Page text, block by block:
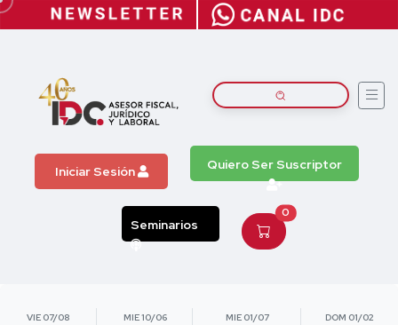
Iniciar Sesión Quiero Ser Suscriptor
Seminarios
0
VIE 07/08 MIE 10/06 MIE 01/07 DOM 01/02